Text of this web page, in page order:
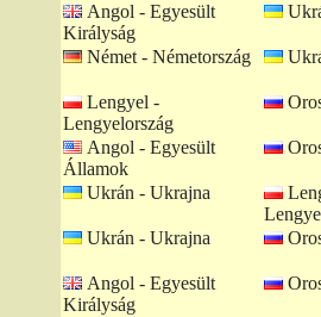
Angol - Egyesült
Királyság
Német - Németország
Lengyel -
Lengyelország
Angol - Egyesült
Államok
Ukrán - Ukrajna
Ukrán - Ukrajna
Angol - Egyesült
Királyság